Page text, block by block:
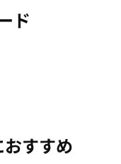
ド
すすめ